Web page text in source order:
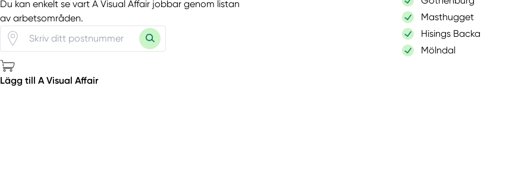
Du kan enkelt se vart A Visual Affair jobbar genom listan
av arbetsområden.
Lägg till A Visual Affair
Masthugget
Hisings Backa
Mölndal